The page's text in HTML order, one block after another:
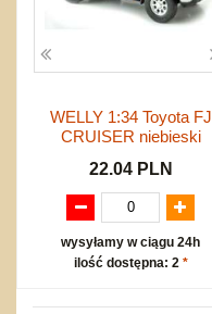
WELLY 1:34 Toyota FJ
CRUISER niebieski
22.04 PLN
wysyłamy w ciągu 24h
ilość dostępna: 2 *